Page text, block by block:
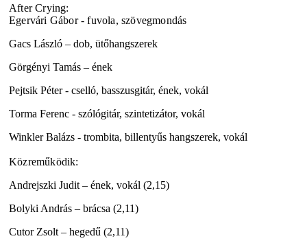
After Crying:
Egervári Gábor - fuvola, szövegmondás
Gacs László – dob, ütőhangszerek
Görgényi Tamás – ének
Pejtsik Péter - cselló, basszusgitár, ének, vokál
Torma Ferenc - szólógitár, szintetizátor, vokál
Winkler Balázs - trombita, billentyűs hangszerek, vokál
Közreműködik:
Andrejszki Judit – ének, vokál (2,15)
Bolyki András – brácsa (2,11)
Cutor Zsolt – hegedű (2,11)